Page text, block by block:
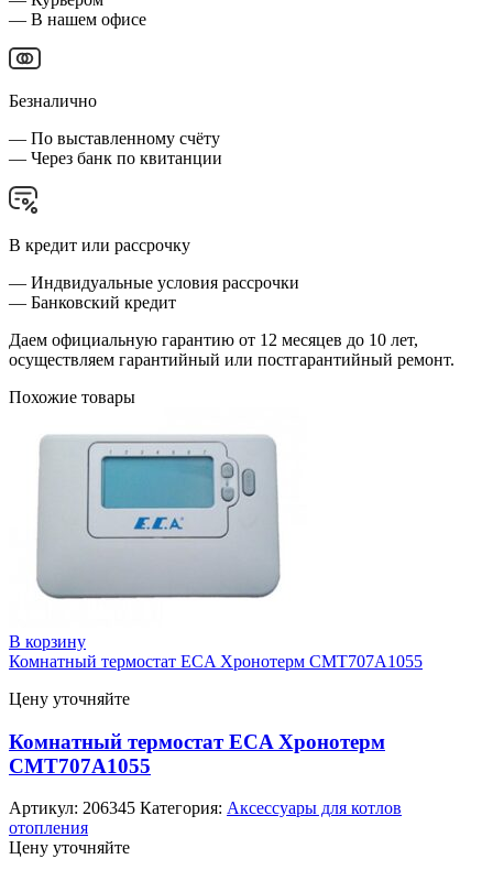
— В нашем офисе
Безналично
— По выставленному счёту
— Через банк по квитанции
В кредит или рассрочку
— Индвидуальные условия рассрочки
— Банковский кредит
Даем официальную гарантию от 12 месяцев до 10 лет,
осуществляем гарантийный или постгарантийный ремонт.
Похожие товары
В корзину
Комнатный термостат ECA Хронотерм CMT707A1055
Цену уточняйте
Комнатный термостат ECA Хронотерм
CMT707A1055
Артикул: 206345 Категория: Аксессуары для котлов
отопления
Цену уточняйте